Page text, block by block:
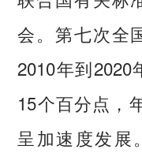
会。第七次全
2010年到2020
15个百分点，
呈加速度发展